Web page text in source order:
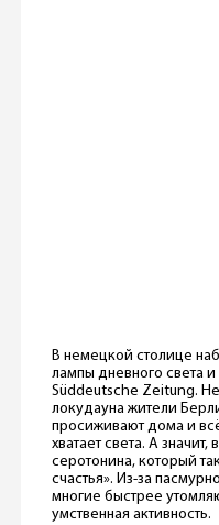
В немецкой столице
лампы дневного света
Süddeutsche Zeitung.
локудауна жители
просиживают дома и
хватает света. А
серотонина, который
счастья». Из-за
многие быстрее
умственная активность.